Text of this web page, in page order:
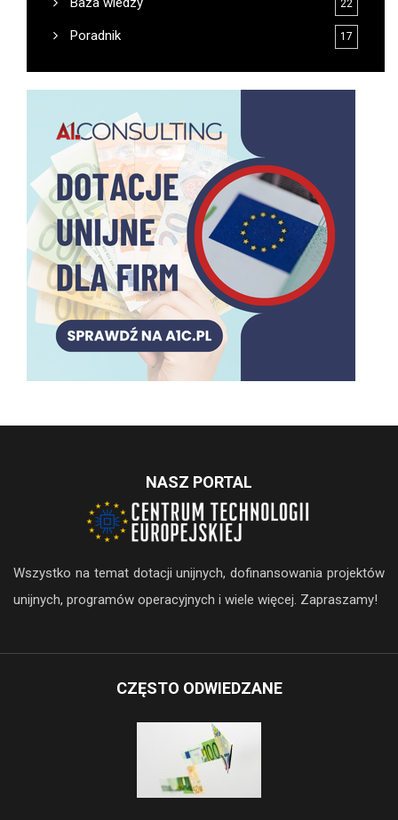
22
Poradnik 17
NASZ PORTAL
Wszystko na temat dotacji unijnych, dofinansowania projektów
unijnych, programów operacyjnych i wiele więcej. Zapraszamy!
CZĘSTO ODWIEDZANE